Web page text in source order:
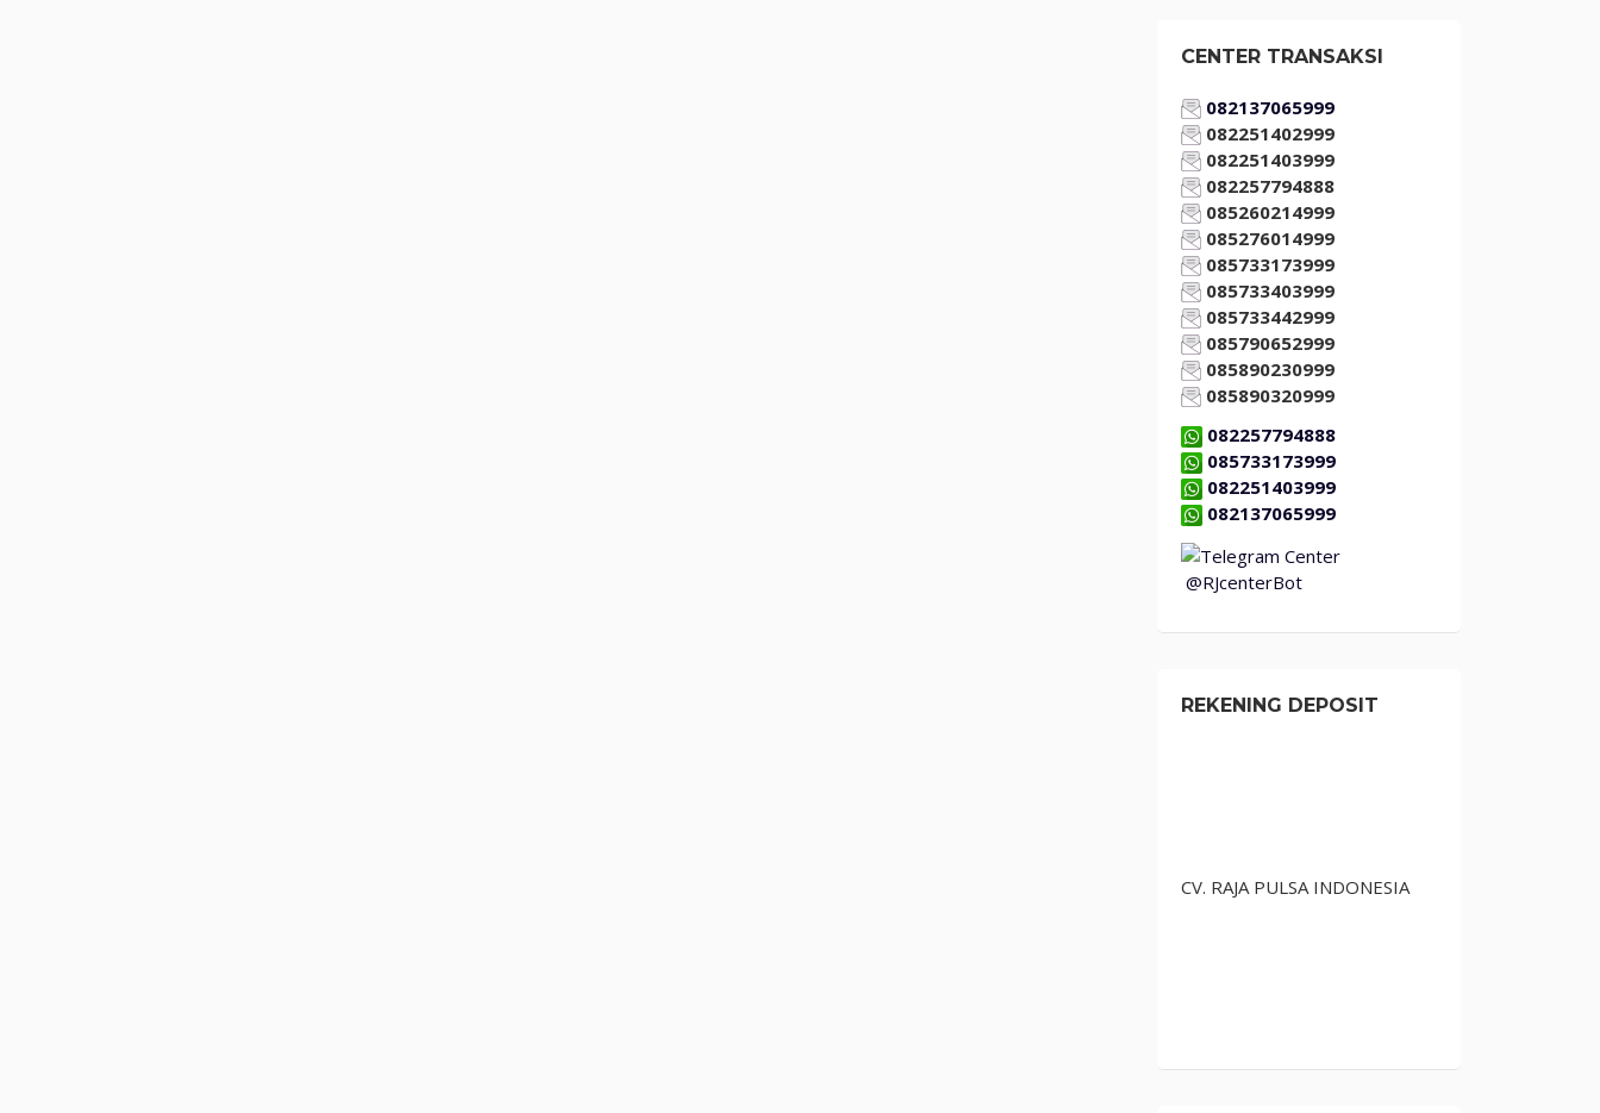
CENTER TRANSAKSI
082137065999
082251402999
082251403999
082257794888
085260214999
085276014999
085733173999
085733403999
085733442999
085790652999
085890230999
085890320999
082257794888
085733173999
082251403999
082137065999
@RJcenterBot
REKENING DEPOSIT
CV. RAJA PULSA INDONESIA